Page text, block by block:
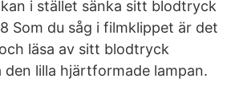
i stället sänka sitt blodtryck
Som du såg i filmklippet är det
läsa av sitt blodtryck
den lilla hjärtformade lampan.